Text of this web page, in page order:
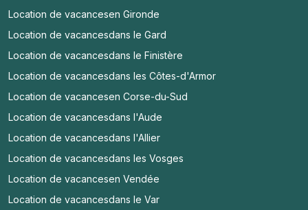
Location de vacancesen Gironde
Location de vacancesdans le Gard
Location de vacancesdans le Finistère
Location de vacancesdans les Côtes-d'Armor
Location de vacancesen Corse-du-Sud
Location de vacancesdans l'Aude
Location de vacancesdans l'Allier
Location de vacancesdans les Vosges
Location de vacancesen Vendée
Location de vacancesdans le Var